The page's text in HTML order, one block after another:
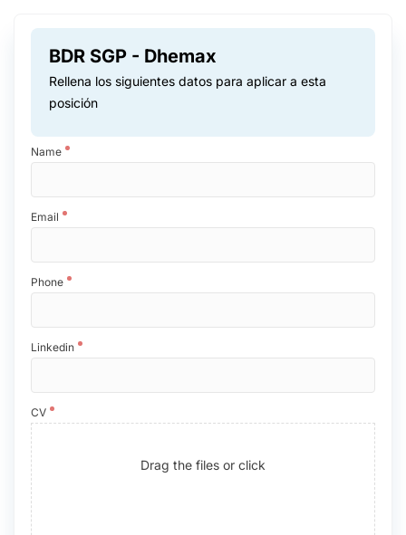
BDR SGP - Dhemax
Rellena los siguientes datos para aplicar a esta
posición
Name
Email
Phone
Linkedin
CV
Drag the files or click